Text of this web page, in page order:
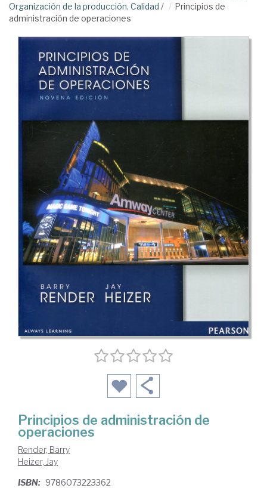
Organización de la producción. Calidad /
Principios de
administración de operaciones
Principios de administración de
operaciones
Render, Barry
Heizer, Jay
ISBN: 9786073223362